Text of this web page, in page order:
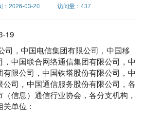
：2026-03-20 访问量：437
19
司，中国电信集团有限公司，中国移
中国联合网络通信集团有限公司，中
限公司，中国铁塔股份有限公司，中
公司，中国通信服务股份有限公司，各
信息）通信行业协会，各分支机构，
相关单位：